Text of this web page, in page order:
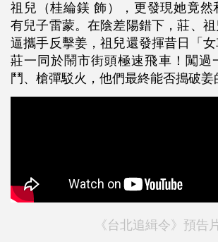
祖兒（桂綸鎂 飾），更發現她竟然
有兒子雷蒙。在陰差陽錯下，莊、
逼攜手反擊姜，祖兒還發揮昔日「
莊一同於鬧市街頭極速飛車！闖過
鬥、槍彈駁火，他們最終能否搗破姜
《台北追緝令》預告